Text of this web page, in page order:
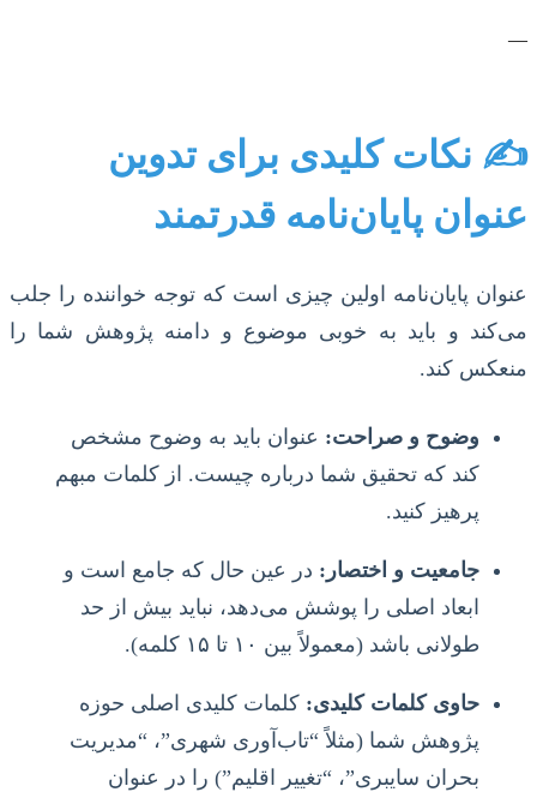
—
✍️ نکات کلیدی برای تدوین
عنوان پایان‌نامه قدرتمند
عنوان پایان‌نامه اولین چیزی است که توجه خواننده را جلب
می‌کند و باید به خوبی موضوع و دامنه پژوهش شما را
منعکس کند.
وضوح و صراحت: عنوان باید به وضوح مشخص
کند که تحقیق شما درباره چیست. از کلمات مبهم
پرهیز کنید.
جامعیت و اختصار: در عین حال که جامع است و
ابعاد اصلی را پوشش می‌دهد، نباید بیش از حد
طولانی باشد (معمولاً بین ۱۰ تا ۱۵ کلمه).
حاوی کلمات کلیدی: کلمات کلیدی اصلی حوزه
پژوهش شما (مثلاً “تاب‌آوری شهری”، “مدیریت
بحران سایبری”، “تغییر اقلیم”) را در عنوان